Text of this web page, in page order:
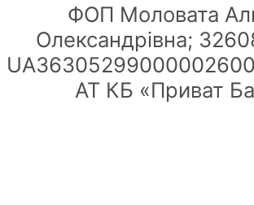
ФОП Моловата
Олександрівна;
АТ КБ «Приват